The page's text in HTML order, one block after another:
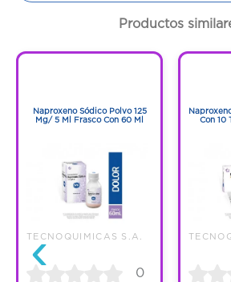
90 Tabletas
Código:1282227
Productos
‹
Naproxeno Sódico Polvo 125
Mg/ 5 Ml Frasco Con 60 Ml
TECNOQUIMICAS S.A.
0
Con 10